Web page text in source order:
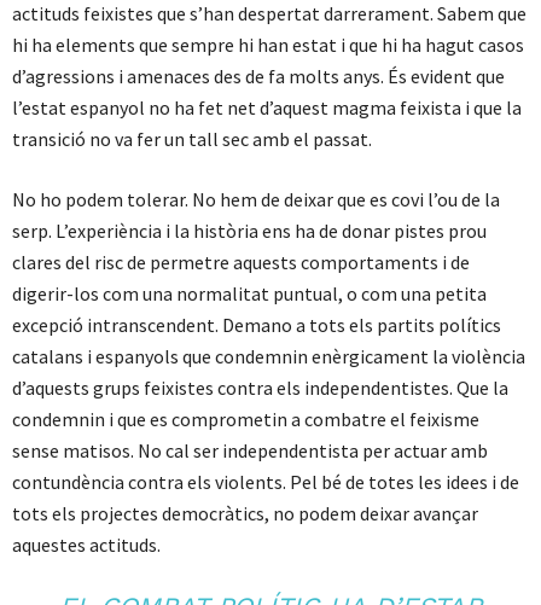
actituds feixistes que s’han despertat darrerament. Sabem que
hi ha elements que sempre hi han estat i que hi ha hagut casos
d’agressions i amenaces des de fa molts anys. És evident que
l’estat espanyol no ha fet net d’aquest magma feixista i que la
transició no va fer un tall sec amb el passat.
No ho podem tolerar. No hem de deixar que es covi l’ou de la
serp. L’experiència i la història ens ha de donar pistes prou
clares del risc de permetre aquests comportaments i de
digerir-los com una normalitat puntual, o com una petita
excepció intranscendent. Demano a tots els partits polítics
catalans i espanyols que condemnin enèrgicament la violència
d’aquests grups feixistes contra els independentistes. Que la
condemnin i que es comprometin a combatre el feixisme
sense matisos. No cal ser independentista per actuar amb
contundència contra els violents. Pel bé de totes les idees i de
tots els projectes democràtics, no podem deixar avançar
aquestes actituds.